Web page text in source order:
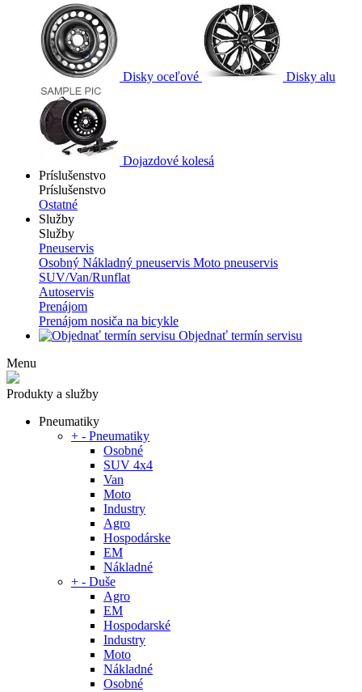
Disky oceľové Disky alu
Dojazdové kolesá
Príslušenstvo
Príslušenstvo
Ostatné
Služby
Služby
Pneuservis
Osobný Nákladný pneuservis Moto pneuservis
SUV/Van/Runflat
Autoservis
Prenájom
Prenájom nosiča na bicykle
Objednať termín servisu
Menu
Produkty a služby
Pneumatiky
+ - Pneumatiky
Osobné
SUV 4x4
Van
Moto
Industry
Agro
Hospodárske
EM
Nákladné
+ - Duše
Agro
EM
Hospodarské
Industry
Moto
Nákladné
Osobné